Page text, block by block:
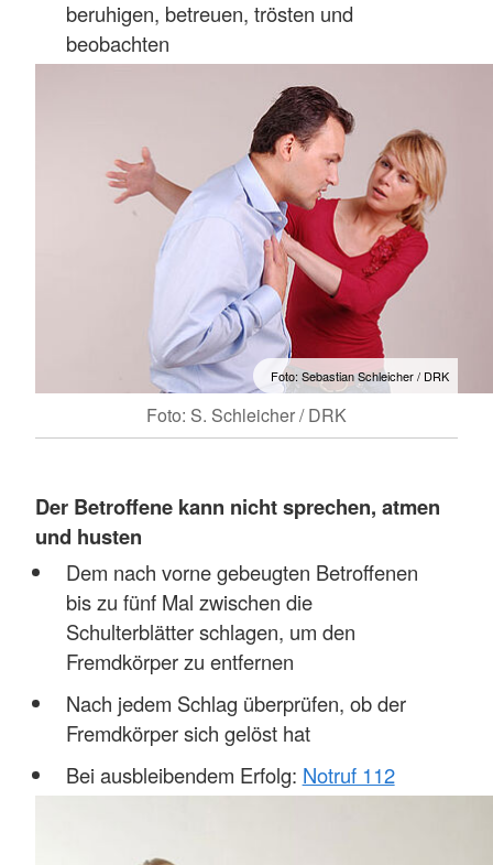
beruhigen, betreuen, trösten und
beobachten
Foto: Sebastian Schleicher / DRK
Foto: S. Schleicher / DRK
Der Betroffene kann nicht sprechen, atmen
und husten
Dem nach vorne gebeugten Betroffenen
bis zu fünf Mal zwischen die
Schulterblätter schlagen, um den
Fremdkörper zu entfernen
Nach jedem Schlag überprüfen, ob der
Fremdkörper sich gelöst hat
Bei ausbleibendem Erfolg: Notruf 112